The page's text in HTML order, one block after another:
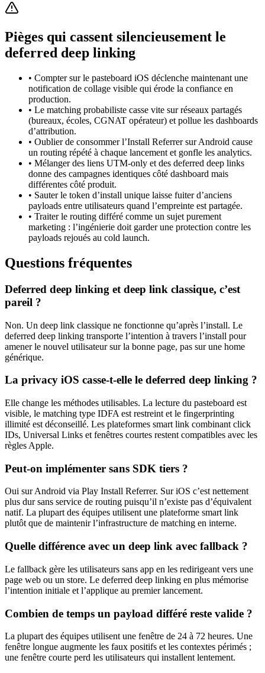
Pièges qui cassent silencieusement le
deferred deep linking
• Compter sur le pasteboard iOS déclenche maintenant une
notification de collage visible qui érode la confiance en
production.
• Le matching probabiliste casse vite sur réseaux partagés
(bureaux, écoles, CGNAT opérateur) et pollue les dashboards
d’attribution.
• Oublier de consommer l’Install Referrer sur Android cause
un routing répété à chaque lancement et gonfle les analytics.
• Mélanger des liens UTM-only et des deferred deep links
donne des campagnes identiques côté dashboard mais
différentes côté produit.
• Sauter le token d’install unique laisse fuiter d’anciens
payloads entre utilisateurs quand l’empreinte est partagée.
• Traiter le routing différé comme un sujet purement
marketing : l’ingénierie doit garder une protection contre les
payloads rejoués au cold launch.
Questions fréquentes
Deferred deep linking et deep link classique, c’est
pareil ?
Non. Un deep link classique ne fonctionne qu’après l’install. Le
deferred deep linking transporte l’intention à travers l’install pour
amener le nouvel utilisateur sur la bonne page, pas sur une home
générique.
La privacy iOS casse-t-elle le deferred deep linking ?
Elle change les méthodes utilisables. La lecture du pasteboard est
visible, le matching type IDFA est restreint et le fingerprinting
illimité est déconseillé. Les plateformes smart link combinant click
IDs, Universal Links et fenêtres courtes restent compatibles avec les
règles Apple.
Peut-on implémenter sans SDK tiers ?
Oui sur Android via Play Install Referrer. Sur iOS c’est nettement
plus dur sans service de routing puisqu’il n’existe pas d’équivalent
natif. La plupart des équipes utilisent une plateforme smart link
plutôt que de maintenir l’infrastructure de matching en interne.
Quelle différence avec un deep link avec fallback ?
Le fallback gère les utilisateurs sans app en les redirigeant vers une
page web ou un store. Le deferred deep linking en plus mémorise
l’intention initiale et l’applique au premier lancement.
Combien de temps un payload différé reste valide ?
La plupart des équipes utilisent une fenêtre de 24 à 72 heures. Une
fenêtre longue augmente les faux positifs et les contextes périmés ;
une fenêtre courte perd les utilisateurs qui installent lentement.